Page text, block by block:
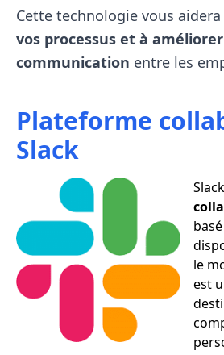
Cette technologie vous aidera
vos processus et à
communication entre les
Plateforme
Slack
le
est